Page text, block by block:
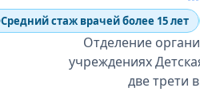
Средний стаж врачей более 15 лет
Отделение
учреждениях
две трети